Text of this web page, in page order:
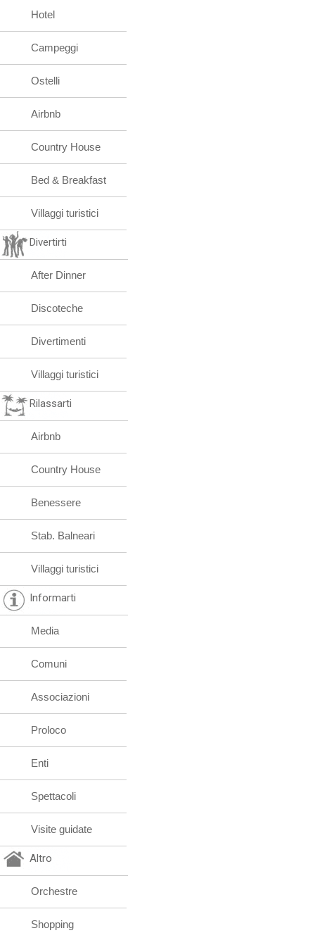
Hotel
Campeggi
Ostelli
Airbnb
Country House
Bed & Breakfast
Villaggi turistici
Divertirti
After Dinner
Discoteche
Divertimenti
Villaggi turistici
Rilassarti
Airbnb
Country House
Benessere
Stab. Balneari
Villaggi turistici
Informarti
Media
Comuni
Associazioni
Proloco
Enti
Spettacoli
Visite guidate
Altro
Orchestre
Shopping